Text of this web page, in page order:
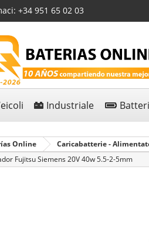
+34 951 65 02 03
Industriale
Online Caricabatterie -
Fujitsu Siemens 20V 40w 5.5-2-5mm